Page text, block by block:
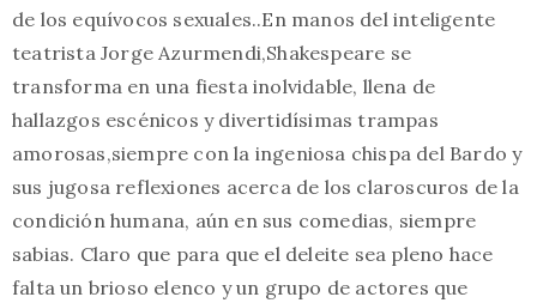
de los equívocos sexuales..En manos del inteligente
teatrista Jorge Azurmendi,Shakespeare se
transforma en una fiesta inolvidable, llena de
hallazgos escénicos y divertidísimas trampas
amorosas,siempre con la ingeniosa chispa del Bardo y
sus jugosa reflexiones acerca de los claroscuros de la
condición humana, aún en sus comedias, siempre
sabias. Claro que para que el deleite sea pleno hace
falta un brioso elenco y un grupo de actores que